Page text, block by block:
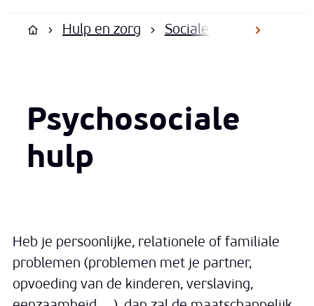
scroll
Startpagina
Hulp en zorg Sociale dienstverlening
Psychosociale
hulp
Heb je persoonlijke, relationele of familiale
problemen (problemen met je partner,
opvoeding van de kinderen, verslaving,